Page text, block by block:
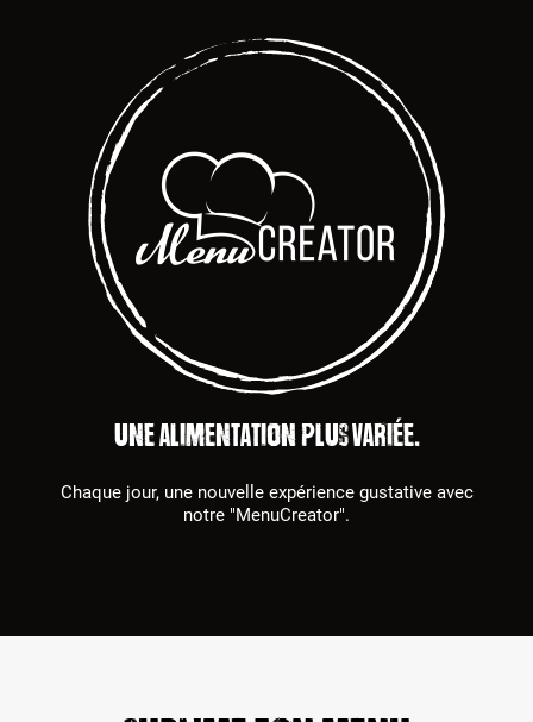
Une alimentation plus variée.
Chaque jour, une nouvelle expérience gustative avec
notre "MenuCreator".